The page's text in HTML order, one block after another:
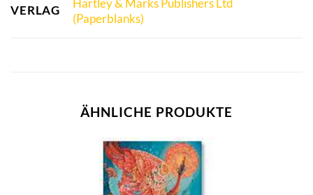
VERLAG
Hartley & Marks Publishers Ltd
(Paperblanks)
ÄHNLICHE PRODUKTE